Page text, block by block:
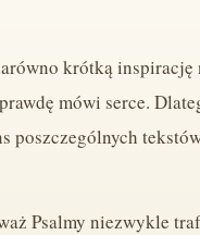
krótką inspirację
mówi serce.
poszczególnych
Psalmy niezwykle